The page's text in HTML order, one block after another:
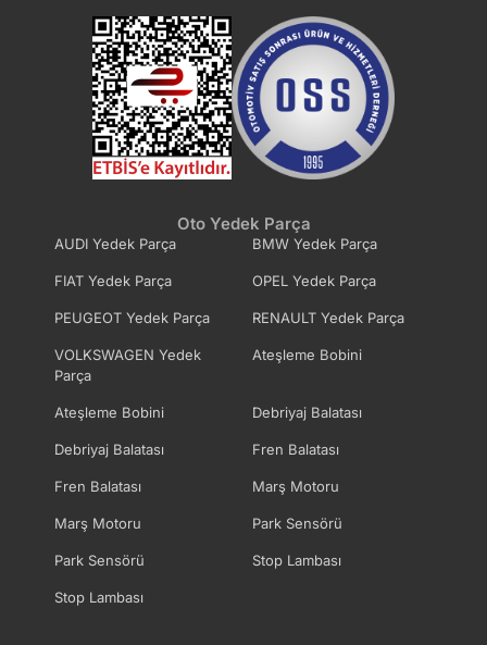
Oto Yedek Parça
AUDI Yedek Parça BMW Yedek Parça
FIAT Yedek Parça OPEL Yedek Parça
PEUGEOT Yedek Parça RENAULT Yedek Parça
VOLKSWAGEN Yedek
Parça
Ateşleme Bobini
Ateşleme Bobini Debriyaj Balatası
Debriyaj Balatası Fren Balatası
Fren Balatası Marş Motoru
Marş Motoru Park Sensörü
Park Sensörü Stop Lambası
Stop Lambası